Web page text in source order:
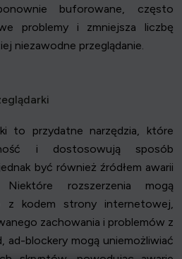
buforowane, często
problemy i zmniejsza liczbę
niezawodne przeglądanie.
to przydatne narzędzia, które
i dostosowują sposób
być również źródłem awarii
rozszerzenia mogą
z kodem strony internetowej,
zachowania i problemów z
ad-blockery mogą uniemożliwiać